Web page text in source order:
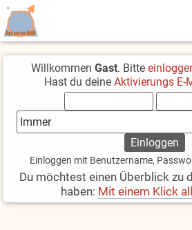
Willkommen Gast. Bitte
Hast du deine Aktivierungs E-
Einloggen mit Benutzername,
Du möchtest einen Überblick zu
haben: Mit einem Klick